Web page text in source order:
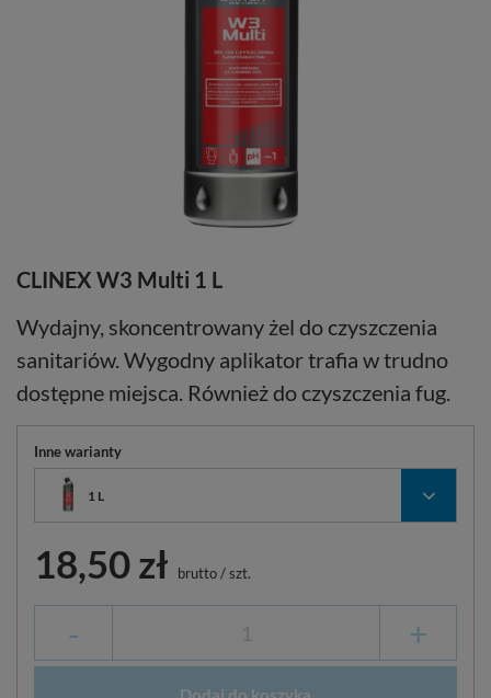
CLINEX W3 Multi 1 L
Wydajny, skoncentrowany żel do czyszczenia
sanitariów. Wygodny aplikator trafia w trudno
dostępne miejsca. Również do czyszczenia fug.
Inne warianty
1 L
18,50 zł brutto/szt.
- +